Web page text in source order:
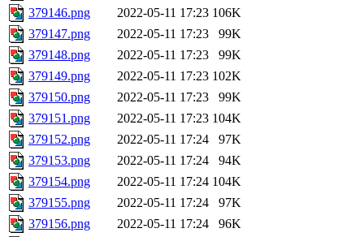
379146.png
2022-05-11 17:23 106K
379147.png
2022-05-11 17:23
99K
379148.png
2022-05-11 17:23
99K
379149.png
2022-05-11 17:23 102K
379150.png
2022-05-11 17:23
99K
379151.png
2022-05-11 17:23 104K
379152.png
2022-05-11 17:24
97K
379153.png
2022-05-11 17:24
94K
379154.png
2022-05-11 17:24 104K
379155.png
2022-05-11 17:24
97K
379156.png
2022-05-11 17:24
96K